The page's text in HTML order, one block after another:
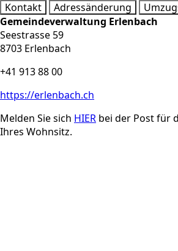
Kontakt Adressänderung
Gemeindeverwaltung Erlenbach
Seestrasse 59
8703 Erlenbach
+41 913 88 00
https://erlenbach.ch
Melden Sie sich HIER bei der Post für
Ihres Wohnsitz.